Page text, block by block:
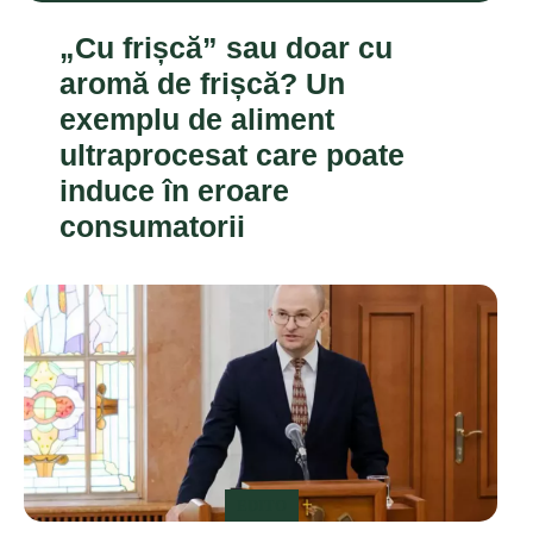
„Cu frișcă” sau doar cu
aromă de frișcă? Un
exemplu de aliment
ultraprocesat care poate
induce în eroare
consumatorii